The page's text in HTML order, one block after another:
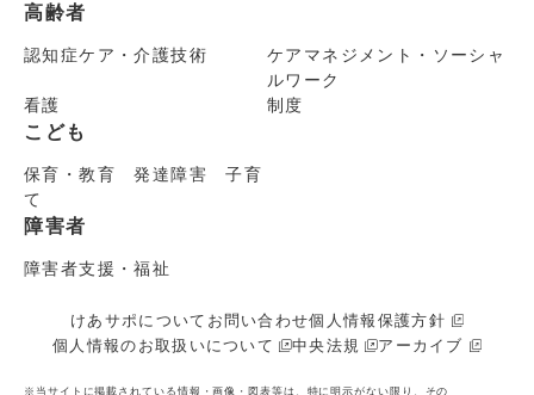
高齢者
認知症ケア・介護技術
ケアマネジメント・ソーシャ
ルワーク
看護
制度
こども
保育・教育 発達障害 子育
て
障害者
障害者支援・福祉
けあサポについて お問い合わせ個人情報保護方針
個人情報のお取扱いについて
中央法規 アーカイブ
※当サイトに掲載されている情報・画像・図表等は、特に明示がない限り、その